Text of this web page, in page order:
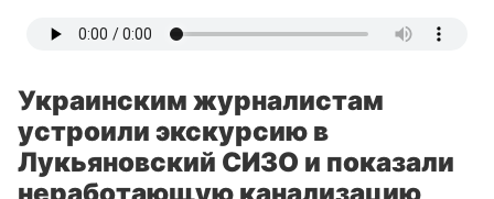
Украинским журналистам
устроили экскурсию в
Лукьяновский СИЗО и показали